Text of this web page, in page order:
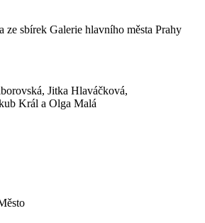
ze sbírek Galerie hlavního města Prahy
Jitka Hlaváčková,
Král a Olga Malá